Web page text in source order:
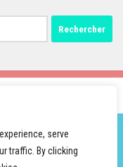
serve
traffic. By clicking